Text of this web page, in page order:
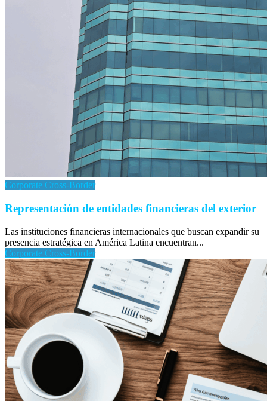
Corporate Cross-Border
Representación de entidades financieras del exterior
Las instituciones financieras internacionales que buscan expandir su
presencia estratégica en América Latina encuentran...
Corporate Cross-Border